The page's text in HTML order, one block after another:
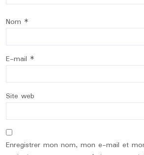
Nom *
E-mail *
Site web
Enregistrer mon nom, mon e-mail et